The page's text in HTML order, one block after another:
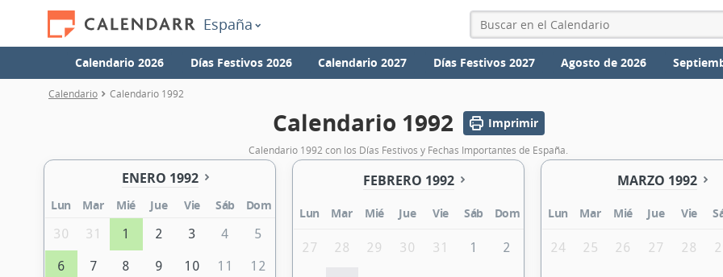
España
Calendario 2026 Días Festivos 2026 Calendario 2027 Días Festivos 2027 Agosto de 2026
Calendario Calendario 1992
Calendario 1992 Imprimir
Calendario 1992 con los Días Festivos y Fechas Importantes de España.
ENERO 1992
Lun Mar Mié Jue Vie Sáb
Dom
30
31 1 2 3 4 5
6 7 8 9 10 11 12
FEBRERO 1992
Lun Mar Mié Jue Vie Sáb Dom
27 28 29 30 31 1 2
MARZO 1992
Lun Mar Mié Jue Vie
24 25 26 27 28